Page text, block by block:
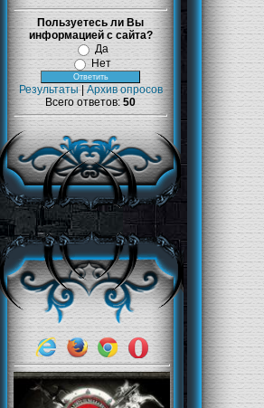
Пользуетесь ли Вы
информацией с сайта?
Да
Нет
Результаты| Архив опросов
Всего ответов: 50